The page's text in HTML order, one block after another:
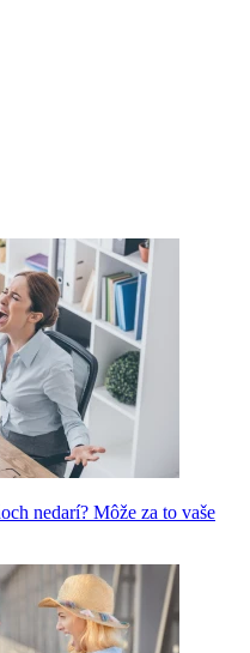
nedarí? Môže za to vaše